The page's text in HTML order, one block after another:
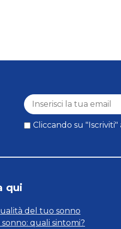
Cliccando su
qui
del tuo sonno
quali sintomi?